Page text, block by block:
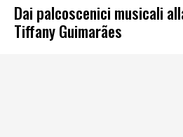
Dai palcoscenici musicali
Tiffany Guimarães